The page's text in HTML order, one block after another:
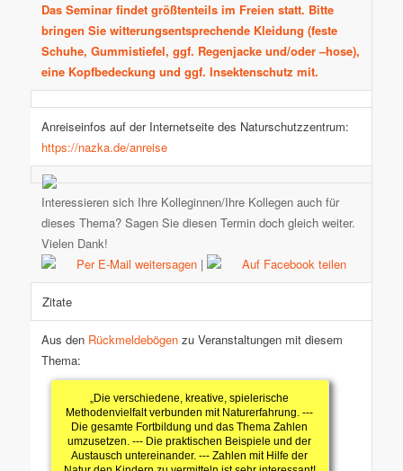
Das Seminar findet größtenteils im Freien statt. Bitte
bringen Sie witterungsentsprechende Kleidung (feste
Schuhe, Gummistiefel, ggf. Regenjacke und/oder –hose),
eine Kopfbedeckung und ggf. Insektenschutz mit.
Anreiseinfos auf der Internetseite des Naturschutzzentrum:
https://nazka.de/anreise
Interessieren sich Ihre Kolleginnen/Ihre Kollegen auch für
dieses Thema? Sagen Sie diesen Termin doch gleich weiter.
Vielen Dank!
Per E-Mail weitersagen| Auf Facebook teilen
Zitate
Aus den Rückmeldebögenzu Veranstaltungen mit diesem
Thema:
„Die verschiedene, kreative, spielerische
Methodenvielfalt verbunden mit Naturerfahrung. ---
Die gesamte Fortbildung und das Thema Zahlen
umzusetzen. --- Die praktischen Beispiele und der
Austausch untereinander. --- Zahlen mit Hilfe der